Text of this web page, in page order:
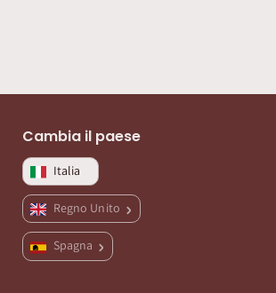
Cambia il paese
Italia
Regno Unito
Spagna